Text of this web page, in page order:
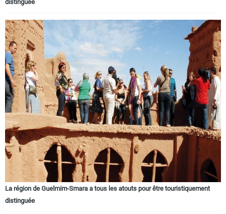
distinguée
La région de Guelmim-Smara a tous les atouts pour être touristiquement
distinguée